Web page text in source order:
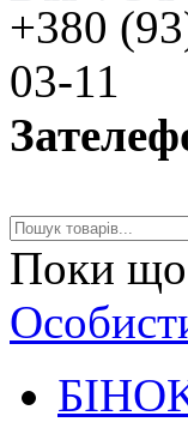
+380
03-11
Поки що